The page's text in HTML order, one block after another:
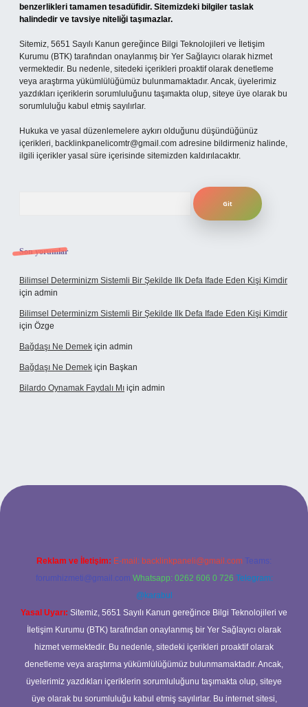
benzerlikleri tamamen tesadüfidir. Sitemizdeki bilgiler taslak
halindedir ve tavsiye niteliği taşımazlar.
Sitemiz, 5651 Sayılı Kanun gereğince Bilgi Teknolojileri ve İletişim
Kurumu (BTK) tarafından onaylanmış bir Yer Sağlayıcı olarak hizmet
vermektedir. Bu nedenle, sitedeki içerikleri proaktif olarak denetleme
veya araştırma yükümlülüğümüz bulunmamaktadır. Ancak, üyelerimiz
yazdıkları içeriklerin sorumluluğunu taşımakta olup, siteye üye olarak bu
sorumluluğu kabul etmiş sayılırlar.
Hukuka ve yasal düzenlemelere aykırı olduğunu düşündüğünüz
içerikleri, backlinkpanelicomtr@gmail.com adresine bildirmeniz halinde,
ilgili içerikler yasal süre içerisinde sitemizden kaldırılacaktır.
Son yorumlar
Bilimsel Determinizm Sistemli Bir Şekilde Ilk Defa Ifade Eden Kişi Kimdir
için admin
Bilimsel Determinizm Sistemli Bir Şekilde Ilk Defa Ifade Eden Kişi Kimdir
için Özge
Bağdaşı Ne Demek için admin
Bağdaşı Ne Demek için Başkan
Bilardo Oynamak Faydalı Mı için admin
Reklam ve İletişim: E-mail: backlinkpaneli@gmail.com Teams:
forumhizmeti@gmail.com Whatsapp: 0262 606 0 726 Telegram:
@karabul
Yasal Uyarı: Sitemiz, 5651 Sayılı Kanun gereğince Bilgi Teknolojileri ve
İletişim Kurumu (BTK) tarafından onaylanmış bir Yer Sağlayıcı olarak
hizmet vermektedir. Bu nedenle, sitedeki içerikleri proaktif olarak
denetleme veya araştırma yükümlülüğümüz bulunmamaktadır. Ancak,
üyelerimiz yazdıkları içeriklerin sorumluluğunu taşımakta olup, siteye
üye olarak bu sorumluluğu kabul etmiş sayılırlar. Bu internet sitesi,